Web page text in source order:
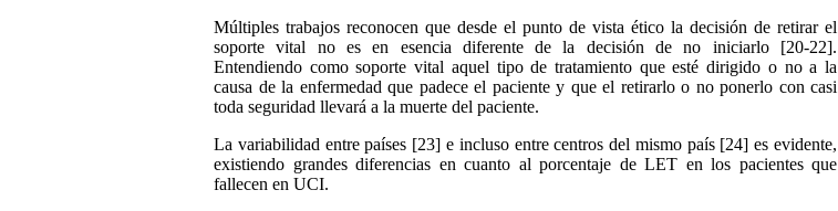
Múltiples trabajos reconocen que desde el punto de vista ético la decisión de retirar el
soporte vital no es en esencia diferente de la decisión de no iniciarlo [20-22].
Entendiendo como soporte vital aquel tipo de tratamiento que esté dirigido o no a la
causa de la enfermedad que padece el paciente y que el retirarlo o no ponerlo con casi
toda seguridad llevará a la muerte del paciente.
La variabilidad entre países [23] e incluso entre centros del mismo país [24] es evidente,
existiendo grandes diferencias en cuanto al porcentaje de LET en los pacientes que
fallecen en UCI.